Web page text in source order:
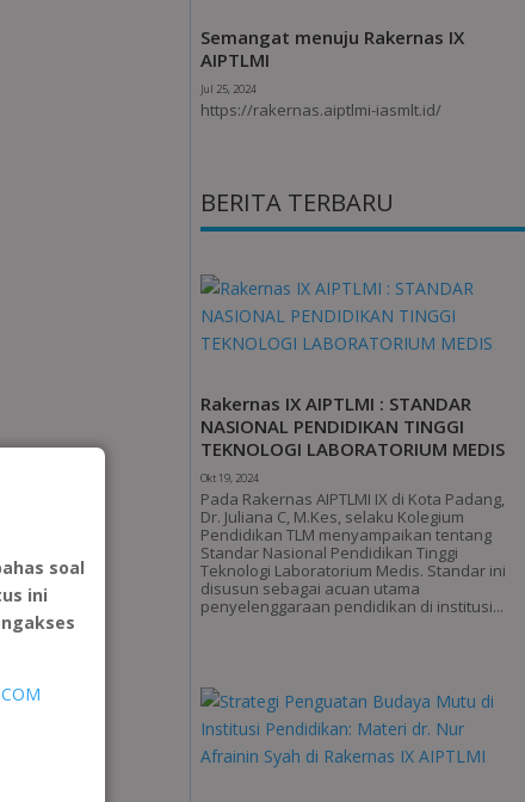
Semangat menuju Rakernas IX
AIPTLMI
Jul 25, 2024
https://rakernas.aiptlmi-iasmlt.id/
BERITA TERBARU
Rakernas IX AIPTLMI : STANDAR
NASIONAL PENDIDIKAN TINGGI
TEKNOLOGI LABORATORIUM MEDIS
Okt 19, 2024
Pada Rakernas AIPTLMI IX di Kota Padang,
Dr. Juliana C, M.Kes, selaku Kolegium
Pendidikan TLM menyampaikan tentang
Standar Nasional Pendidikan Tinggi
Teknologi Laboratorium Medis. Standar ini
disusun sebagai acuan utama
penyelenggaraan pendidikan di institusi...
soal
ini